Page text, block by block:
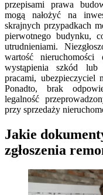
przepisami prawa
mogą nałożyć na
skrajnych przypadkach
pierwotnego budynku,
utrudnieniami.
wartość
wystąpienia szkód lub
pracami, ubezpieczyciel
Ponadto, brak
legalność
przy sprzedaży
Jakie
zgłoszenia